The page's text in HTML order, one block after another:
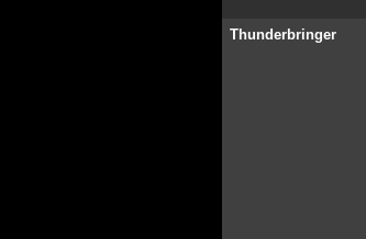
Thunderbringer